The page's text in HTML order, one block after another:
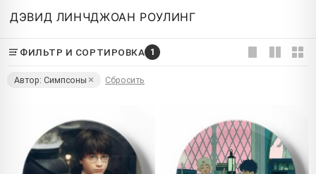
ДЭВИД ЛИНЧДЖОАН РОУЛИНГ
ФИЛЬТР И СОРТИРОВКА 1
Автор: Симпсоны Сбросить